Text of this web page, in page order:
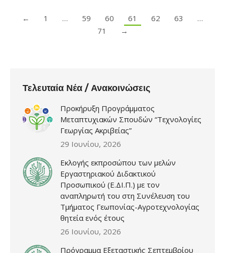
← 1 … 59 60 61 62 63
…
71
→
Τελευταία Νέα / Ανακοινώσεις
Προκήρυξη Προγράμματος
Μεταπτυχιακών Σπουδών “Τεχνολογίες
Γεωργίας Ακριβείας”
29 Ιουνίου, 2026
Εκλογής εκπροσώπου των μελών
Εργαστηριακού Διδακτικού
Προσωπικού (Ε.ΔΙ.Π.) με τον
αναπληρωτή του στη Συνέλευση του
Τμήματος Γεωπονίας-Αγροτεχνολογίας
θητεία ενός έτους
26 Ιουνίου, 2026
Πρόγραμμα Εξεταστικής Σεπτεμβρίου